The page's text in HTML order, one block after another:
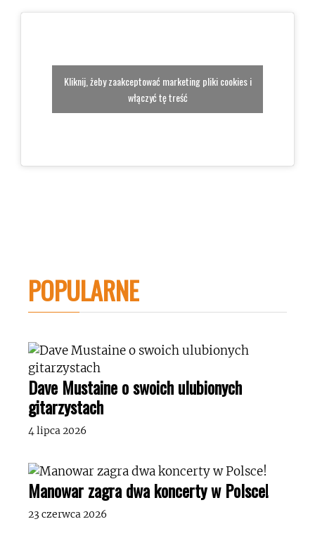
Kliknij, żeby zaakceptować marketing pliki cookies i
włączyć tę treść
POPULARNE
Dave Mustaine o swoich ulubionych
gitarzystach
4 lipca 2026
Manowar zagra dwa koncerty w Polsce!
23 czerwca 2026